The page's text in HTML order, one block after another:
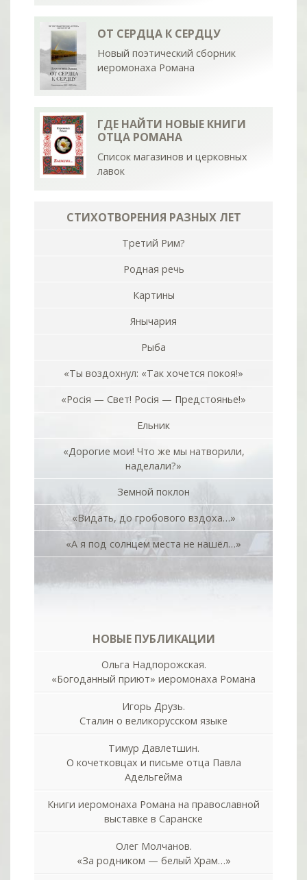
ОТ СЕРДЦА К СЕРДЦУ
Новый поэтический сборник
иеромонаха Романа
ГДЕ НАЙТИ НОВЫЕ КНИГИ
ОТЦА РОМАНА
Список магазинов и церковных
лавок
СТИХОТВОРЕНИЯ РАЗНЫХ ЛЕТ
Третий Рим?
Родная речь
Картины
Янычария
Рыба
«Ты воздохнул: «Так хочется покоя!»
«Росiя — Свет! Росiя — Предстоянье!»
Ельник
«Дорогие мои! Что же мы натворили,
наделали?»
Земной поклон
«Видать, до гробового вздоха…»
«А я под солнцем места не нашёл…»
НОВЫЕ ПУБЛИКАЦИИ
Ольга Надпорожская.
«Богоданный приют» иеромонаха Романа
Игорь Друзь.
Сталин о великорусском языке
Тимур Давлетшин.
О кочетковцах и письме отца Павла
Адельгейма
Книги иеромонаха Романа на православной
выставке в Саранске
Олег Молчанов.
«За родником — белый Храм…»